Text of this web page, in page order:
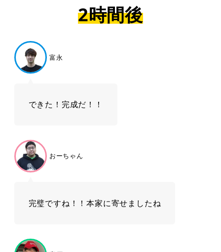
2時間後
富永
できた！完成だ！！
おーちゃん
完璧ですね！！本家に寄せましたね